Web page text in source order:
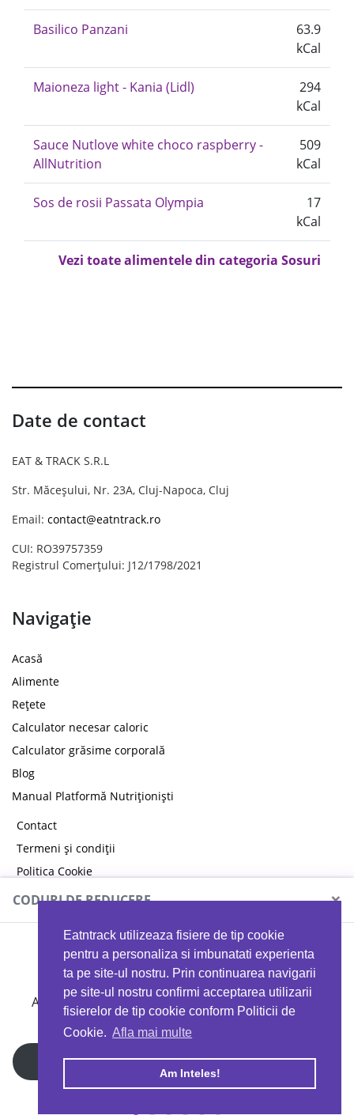
Eatntrack utilizeaza fisiere de tip cookie
pentru a personaliza si imbunatati experienta
ta pe site-ul nostru. Prin continuarea navigarii
pe site-ul nostru confirmi acceptarea utilizarii
fisierelor de tip cookie conform Politicii de
Cookie. Afla mai multe
Am Inteles!
Basilico Panzani
63.9
kCal
Maioneza light - Kania (Lidl)
294
kCal
Sauce Nutlove white choco raspberry -
AllNutrition
509
kCal
Sos de rosii Passata Olympia
17
kCal
Vezi toate alimentele din categoria Sosuri
Date de contact
EAT & TRACK S.R.L
Str. Măceșului, Nr. 23A, Cluj-Napoca, Cluj
Email: contact@eatntrack.ro
CUI: RO39757359
Registrul Comerțului: J12/1798/2021
Navigație
Acasă
Alimente
Rețete
Calculator necesar caloric
Calculator grăsime corporală
Blog
Manual Platformă Nutriționiști
Contact
Termeni și condiții
Politica Cookie
Politica de confidențialitate
Copyright © 2026 EAT & TRACK S.R.L
CODURI DE REDUCERE ×
MYPROTEIN
Ai 40%reducere la orice comandă folosind codul
EATTRACK
Profită acum